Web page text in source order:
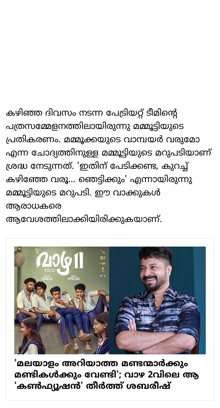
കഴിഞ്ഞ ദിവസം നടന്ന പേട്രിയറ്റ് ടീമിന്റെ
പത്രസമ്മേളനത്തിലായിരുന്നു മമ്മൂട്ടിയുടെ
പ്രതികരണം. മമ്മൂക്കയുടെ വാമ്പയര്‍ വരുമോ
എന്ന ചോദ്യത്തിനുള്ള മമ്മൂട്ടിയുടെ മറുപടിയാണ്
ശ്രദ്ധ നേടുന്നത്. 'ഇതിന് പേടിക്കണ്ട, കുറച്ച്
കഴിഞ്ഞേ വരൂ... ഞെട്ടിക്കും' എന്നായിരുന്നു
മമ്മൂട്ടിയുടെ മറുപടി. ഈ വാക്കുകള്‍
ആരാധകരെ
ആവേശത്തിലാക്കിയിരിക്കുകയാണ്.
'മലയാളം അറിയാത്ത മണ്ടന്മാര്‍ക്കും
മണ്ടികള്‍ക്കും വേണ്ടി'; വാഴ 2വിലെ ആ
'കണ്‍ഫ്യൂഷന്‍' തീര്‍ത്ത് ശബരീഷ്